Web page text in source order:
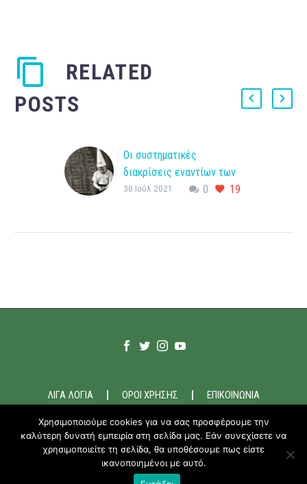
RELATED
POSTS
Οι συστηματικές
διακρίσεις εναντίων των
αντρών στην εκπαίδευση
χώρο…
0 19
30 Ιούλ 2021
ΛΙΓΑ ΛΟΓΙΑ ΟΡΟΙ ΧΡΗΣΗΣ ΕΠΙΚΟΙΝΩΝΙΑ
2020-21 © ODEM.GR
Χρησιμοποιούμε cookies για να σας προσφέρουμε την
καλύτερη δυνατή εμπειρία στη σελίδα μας. Εάν συνεχίσετε να
χρησιμοποιείτε τη σελίδα, θα υποθέσουμε πως είστε
ικανοποιημένοι με αυτό.